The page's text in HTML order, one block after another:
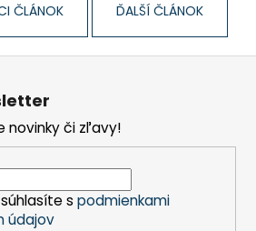
ČLÁNOK ĎALŠÍ ČLÁNOK
novinky či zľavy!
s podmienkami
údajov